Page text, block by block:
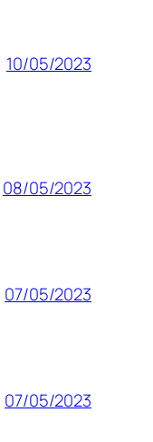
10/05/2023
08/05/2023
07/05/2023
07/05/2023